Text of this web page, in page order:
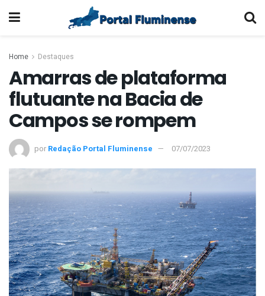
Home Destaques
Amarras de plataforma
flutuante na Bacia de
Campos se rompem
por Redação Portal Fluminense 07/07/2023